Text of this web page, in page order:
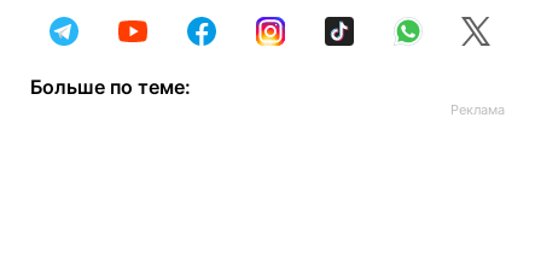
Больше по теме: